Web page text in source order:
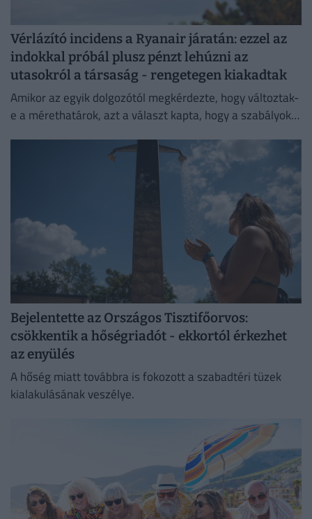
Vérlázító incidens a Ryanair járatán: ezzel az
indokkal próbál plusz pénzt lehúzni az
utasokról a társaság - rengetegen kiakadtak
Amikor az egyik dolgozótól megkérdezte, hogy változtak-
e a mérethatárok, azt a választ kapta, hogy a szabályok
Bejelentette az Országos Tisztifőorvos:
csökkentik a hőségriadót - ekkortól érkezhet
az enyülés
A hőség miatt továbbra is fokozott a szabadtéri tüzek
kialakulásának veszélye.